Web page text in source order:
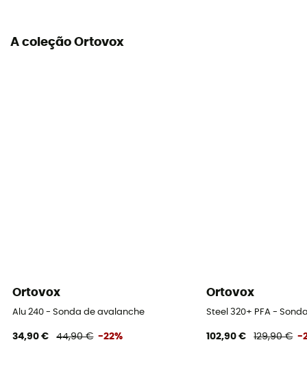
A coleção Ortovox
Ortovox
Alu 240 - Sonda de avalanche
34,90 € 44,90 € -22%
Ortovox
Steel 320+ PFA -
102,90 € 129,90 € -